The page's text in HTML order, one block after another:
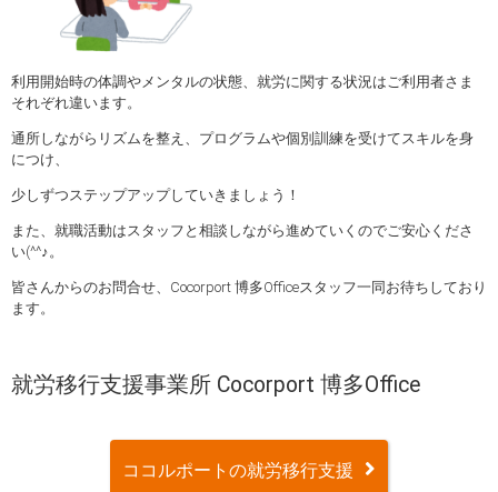
利用開始時の体調やメンタルの状態、就労に関する状況はご利用者さま
それぞれ違います。
通所しながらリズムを整え、プログラムや個別訓練を受けてスキルを身
につけ、
少しずつステップアップしていきましょう！
また、就職活動はスタッフと相談しながら進めていくのでご安心くださ
い(^^♪。
皆さんからのお問合せ、Cocorport 博多Officeスタッフ一同お待ちしており
ます。
就労移行支援事業所 Cocorport 博多Office
ココルポートの就労移行支援